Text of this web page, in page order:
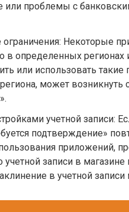
или проблемы с
ограничения: Некоторые
в определенных регионах
или использовать
может возникнуть
учетной записи:
подтверждение»
приложений,
учетной записи в
в учетной